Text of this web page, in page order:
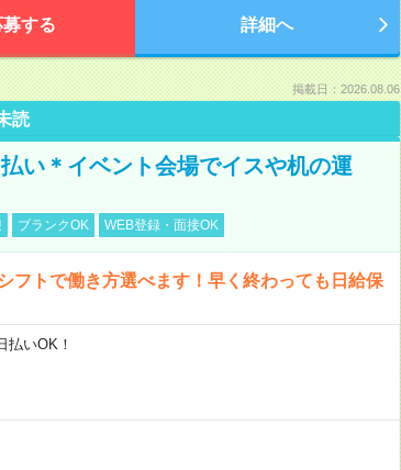
募する 詳細へ
掲載日：2026.08.06
読
い＊イベント会場でイスや机の運
ブランクOK WEB登録・面接OK
フトで働き方選べます！早く終わっても日給保
いOK！